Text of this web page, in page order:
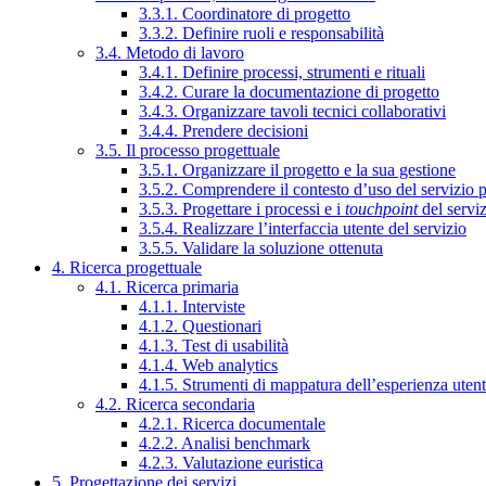
3.3.1. Coordinatore di progetto
3.3.2. Definire ruoli e responsabilità
3.4. Metodo di lavoro
3.4.1. Definire processi, strumenti e rituali
3.4.2. Curare la documentazione di progetto
3.4.3. Organizzare tavoli tecnici collaborativi
3.4.4. Prendere decisioni
3.5. Il processo progettuale
3.5.1. Organizzare il progetto e la sua gestione
3.5.2. Comprendere il contesto d’uso del servizio
3.5.3. Progettare i processi e i touchpointdel
3.5.4. Realizzare l’interfaccia utente del servizio
3.5.5. Validare la soluzione ottenuta
4. Ricerca progettuale
4.1. Ricerca primaria
4.1.1. Interviste
4.1.2. Questionari
4.1.3. Test di usabilità
4.1.4. Web analytics
4.1.5. Strumenti di mappatura dell’esperienza
4.2. Ricerca secondaria
4.2.1. Ricerca documentale
4.2.2. Analisi benchmark
4.2.3. Valutazione euristica
5. Progettazione dei servizi